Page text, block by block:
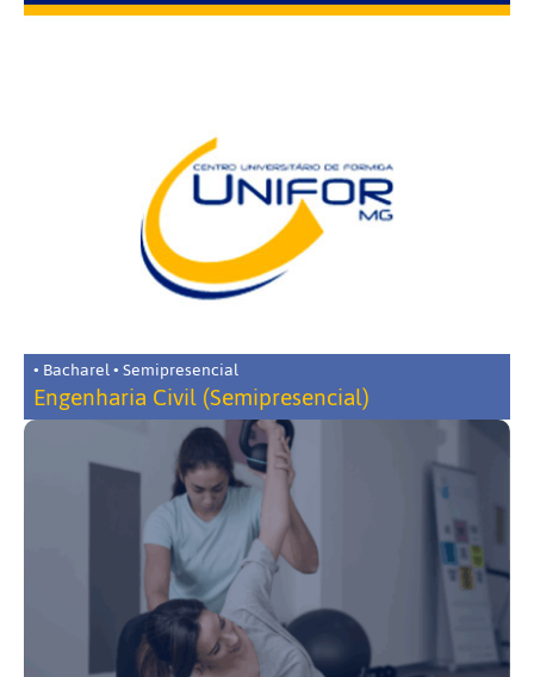
• Bacharel • Semipresencial
Engenharia Civil (Semipresencial)